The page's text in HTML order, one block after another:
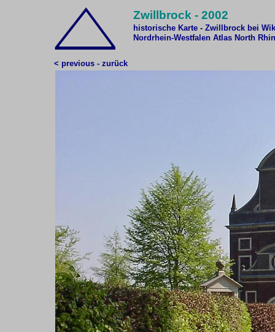
Zwillbrock - 2002
historische Karte - Zwillbrock bei
Nordrhein-Westfalen Atlas North
< previous - zurück